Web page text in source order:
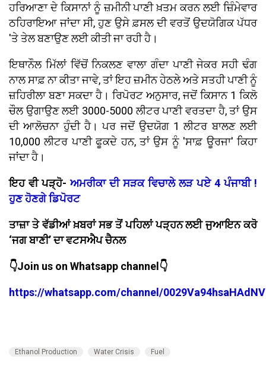
ਹਰਿਆਣਾ ਦੇ ਕਿਸਾਨਾਂ ਨੂੰ ਜ਼ਮੀਨੀ ਪਾਣੀ ਖ਼ਤਮ ਕਰਨ ਲਈ ਜ਼ਿੰਮੇਵਾਰ
ਠਹਿਰਾਇਆ ਜਾਂਦਾ ਸੀ, ਹੁਣ ਉਸੇ ਫ਼ਸਲ ਦੀ ਵਰਤੋਂ ਉਦਯੋਗਿਕ ਪੱਧਰ
'ਤੇ ਤੇਲ ਬਣਾਉਣ ਲਈ ਕੀਤੀ ਜਾ ਰਹੀ ਹੈ।
ਇਥਾਨੌਲ ਮਿੱਲਾਂ ਵਿੱਚੋਂ ਨਿਕਲਣ ਵਾਲਾ ਗੰਦਾ ਪਾਣੀ ਜੇਕਰ ਸਹੀ ਢੰਗ
ਨਾਲ ਸਾਫ਼ ਨਾ ਕੀਤਾ ਜਾਵੇ, ਤਾਂ ਇਹ ਜ਼ਮੀਨ ਹੇਠਲੇ ਅਤੇ ਸਤਹੀ ਪਾਣੀ ਨੂੰ
ਜ਼ਹਿਰੀਲਾ ਬਣਾ ਸਕਦਾ ਹੈ। ਰਿਪੋਰਟ ਅਨੁਸਾਰ, ਜਦੋਂ ਕਿਸਾਨ 1 ਕਿਲੋ
ਚੌਲ ਉਗਾਉਣ ਲਈ 3000-5000 ਲੀਟਰ ਪਾਣੀ ਵਰਤਦਾ ਹੈ, ਤਾਂ ਉਸ
ਦੀ ਆਲੋਚਨਾ ਹੁੰਦੀ ਹੈ। ਪਰ ਜਦੋਂ ਉਦਯੋਗ 1 ਲੀਟਰ ਬਾਲਣ ਲਈ
10,000 ਲੀਟਰ ਪਾਣੀ ਫੂਕਦੇ ਹਨ, ਤਾਂ ਉਸ ਨੂੰ 'ਸਾਫ਼ ਊਰਜਾ' ਕਿਹਾ
ਜਾਂਦਾ ਹੈ।
ਇਹ ਵੀ ਪੜ੍ਹੋ-ਅਮਰੀਕਾ ਦੀ ਸੜਕ ਵਿਚਾਲੇ ਲੜ ਪਏ 4 ਪੰਜਾਬੀ !
ਹੁਣ ਹੋਣਗੇ ਡਿਪੋਰਟ
ਤਾਜ਼ਾ ਤੇ ਵੱਡੀਆਂ ਖ਼ਬਰਾਂ ਸਭ ਤੋਂ ਪਹਿਲਾਂ ਪੜ੍ਹਨ ਲਈ ਜੁਆਇਨ ਕਰੋ
‘ਜਗ ਬਾਣੀ’ ਦਾ ਵਟਸਐਪ ਚੈਨਲ
👇Join us on Whatsapp channel👇
https://whatsapp.com/channel/
Ethanol Production Water Crisis Fuel